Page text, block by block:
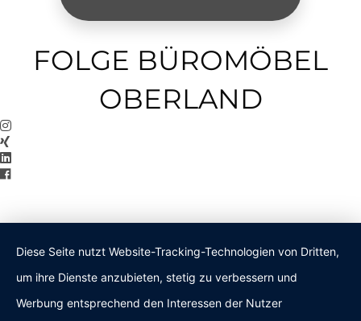
FOLGE BÜROMÖBEL
OBERLAND
Diese Seite nutzt Website-Tracking-Technologien von Dritten,
um ihre Dienste anzubieten, stetig zu verbessern und
Werbung entsprechend den Interessen der Nutzer